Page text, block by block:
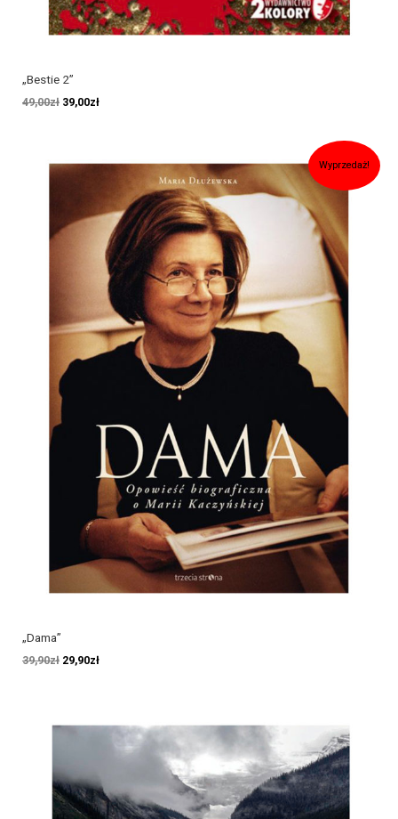
„Bestie 2”
49,00zł 39,00zł
Wyprzedaż!
„Dama”
39,90zł
cena
29,90zł
cena
29,90zł.